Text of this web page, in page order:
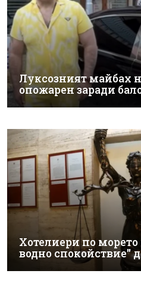
Луксозният майбах
опожарен заради
Хотелиери по
водно спокойствие"